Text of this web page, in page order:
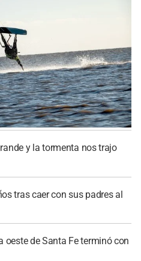
y la tormenta nos trajo
tras caer con sus padres al
oeste de Santa Fe terminó con